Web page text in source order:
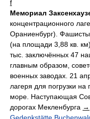
f
Мемориал
концентрационного
Ораниенбург). Фашисты
(на площади 3,88 кв.
тыс. заключённых 47
главным образом,
военных заводах. 21
лагеря для погрузки
море. Наступающая
дорогах Мекленбурга →